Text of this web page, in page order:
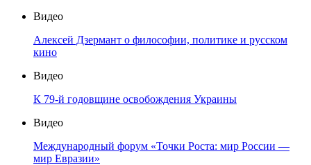
Видео
Алексей Дзермант о философии, политике и русском
кино
Видео
К 79-й годовщине освобождения Украины
Видео
Международный форум «Точки Роста: мир России —
мир Евразии»